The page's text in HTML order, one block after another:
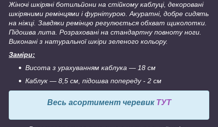
Жіночі шкіряні ботильйони на стійкому каблуці, декоровані
шкіряними ремінцями і фурнітурою. Акуратні, добре сидять
на ніжці. Завдяки ремінцю регулюється обхват щиколотки.
Підошва лита. Розраховані на стандартну повноту ноги.
Виконані з натуральної шкіри зеленого кольору.
Заміри:
Висота з урахуванням каблука ― 18 см
Каблук ― 8,5 см, підошва попереду - 2 см
Весь асортимент черевик ТУТ